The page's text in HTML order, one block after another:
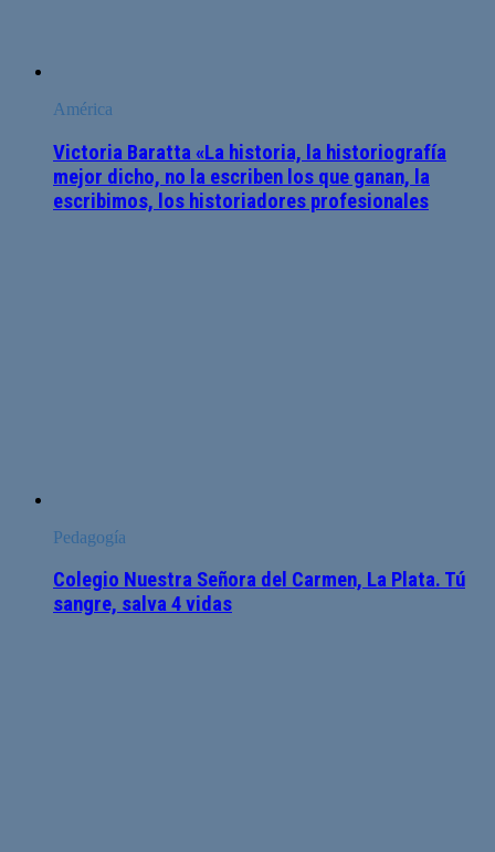
América
Victoria Baratta «La historia, la historiografía
mejor dicho, no la escriben los que ganan, la
escribimos, los historiadores profesionales
Pedagogía
Colegio Nuestra Señora del Carmen, La Plata. Tú
sangre, salva 4 vidas